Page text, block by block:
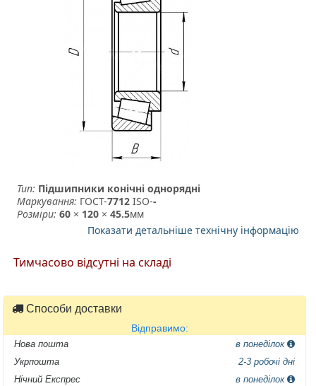
Тип: Підшипники конічні однорядні
Маркування: ГОСТ-7712 ­ ISO--
Розміри: 60 × 120 ×45.5мм
Показати детальніше технічну інформацію
Тимчасово відсутні на складі
Способи доставки
Відправимо:
Нова пошта
в понеділок
Укрпошта
2-3 робочі дні
Нічний Експрес
в понеділок